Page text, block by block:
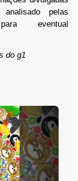
pelas
eventual
do g1